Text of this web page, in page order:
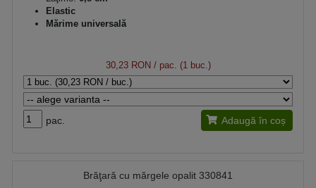
Elastic
Mărime universală
30,23 RON / pac. (1 buc.)
pac. Adaugă în coș
Brăţară cu mărgele opalit 330841